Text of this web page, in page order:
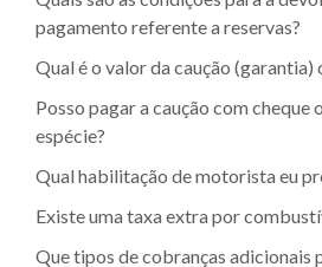
pagamento referente a reservas?
Qual é o valor da caução (garantia)
Posso pagar a caução com cheque
espécie?
Qual habilitação de motorista eu
Existe uma taxa extra por
Que tipos de cobranças adicionais